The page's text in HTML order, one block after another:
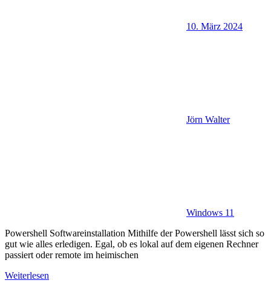
10. März 2024
Jörn Walter
Windows 11
Powershell Softwareinstallation Mithilfe der Powershell lässt sich so
gut wie alles erledigen. Egal, ob es lokal auf dem eigenen Rechner
passiert oder remote im heimischen
Weiterlesen